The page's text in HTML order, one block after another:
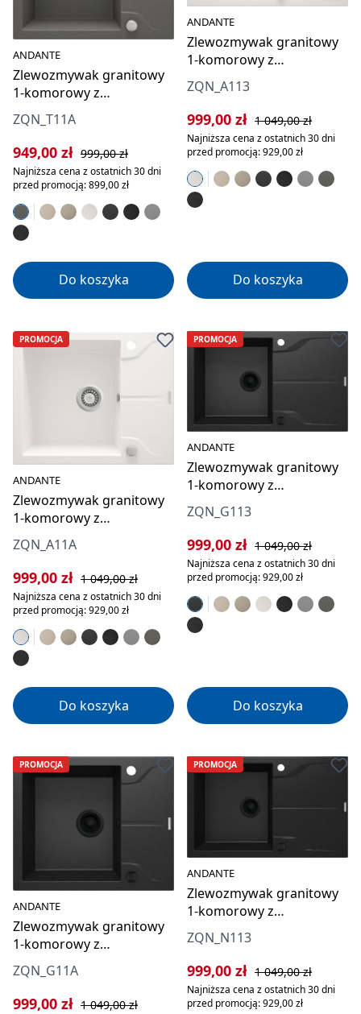
ANDANTE
Zlewozmywak granitowy
1-komorowy z
ociekaczem
ZQN_T11A
Cena sprzedaży:
949,00 zł Cena regularna:
999,00 zł
Najniższa cena z ostatnich 30 dni
przed promocją: 899,00 zł
Do koszyka
ANDANTE
Zlewozmywak granitowy
1-komorowy z
ociekaczem
ZQN_A113
Cena sprzedaży:
999,00 zł Cena regularna:
1 049,00 zł
Najniższa cena z ostatnich 30 dni
przed promocją: 929,00 zł
Do koszyka
PROMOCJA
ANDANTE
Zlewozmywak granitowy
1-komorowy z
ociekaczem
ZQN_A11A
Cena sprzedaży:
999,00 zł Cena regularna:
1 049,00 zł
Najniższa cena z ostatnich 30 dni
przed promocją: 929,00 zł
Do koszyka
PROMOCJA
ANDANTE
Zlewozmywak granitowy
1-komorowy z
ociekaczem
ZQN_G113
Cena sprzedaży:
999,00 zł Cena regularna:
1 049,00 zł
Najniższa cena z ostatnich 30 dni
przed promocją: 929,00 zł
Do koszyka
PROMOCJA
ANDANTE
Zlewozmywak granitowy
1-komorowy z
ociekaczem
ZQN_G11A
Cena sprzedaży:
999,00 zł Cena regularna:
1 049,00 zł
PROMOCJA
ANDANTE
Zlewozmywak granitowy
1-komorowy z
ociekaczem
ZQN_N113
Cena sprzedaży:
999,00 zł Cena regularna:
1 049,00 zł
Najniższa cena z ostatnich 30 dni
przed promocją: 929,00 zł